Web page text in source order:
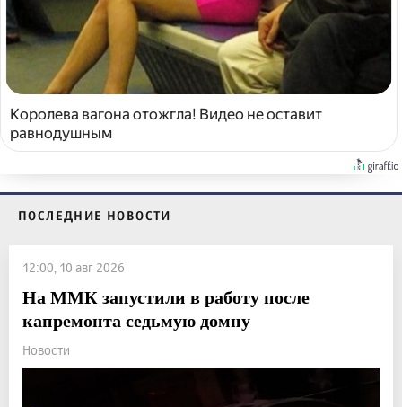
Королева вагона отожгла! Видео не оставит
равнодушным
ПОСЛЕДНИЕ НОВОСТИ
12:00, 10 авг 2026
На ММК запустили в работу после
капремонта седьмую домну
Новости